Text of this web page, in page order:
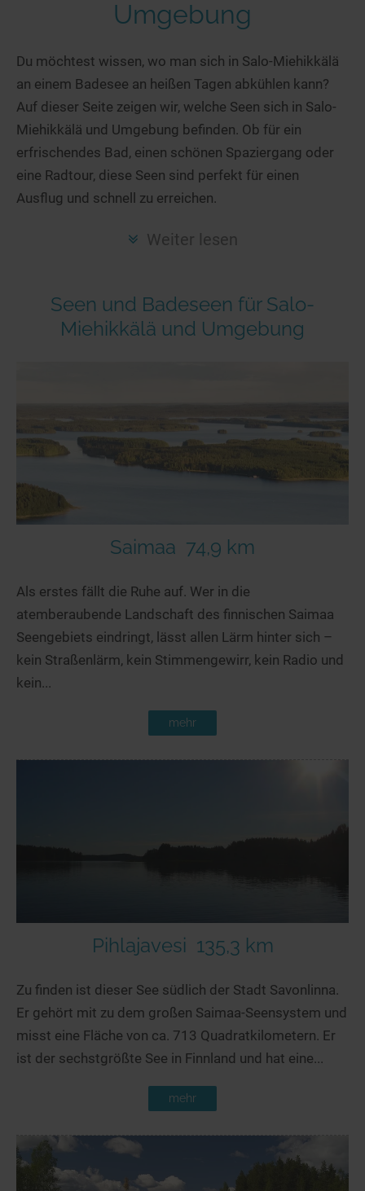
Radtouren am See
Kitesurfen
Kanu- & Kajaktouren
Badeseen in Deutschland
Genuss pur
Wellness am See
Gourmet-Urlaub
Urlaub an der Küste
Unterkünfte
Hotels am See
Hausboote
Camping
Aktiv-Urlaub
Kanu- & Kajak-Urlaub
Auszeit & Wellness
Hausboote
Camping am See
Top-Hotels
Top-Hotel Empfehlungen
Familienhotels
Bike-Hotels
Häuser auf dem Wasser
Seen in Deiner Nähe
Seen in Deutschland
Seen in Europa
Strandbad-Verzeichnis
Überwachte Badestellen
Hunde am See
Top Seen nach Regionen
Deutschlands Lieblingsseen
Schweiz
Frankreich
Niederlande
Schweden
Umgebung
Du möchtest wissen, wo man sich in Salo-Miehikkälä
an einem Badesee an heißen Tagen abkühlen kann?
Auf dieser Seite zeigen wir, welche Seen sich in Salo-
Miehikkälä und Umgebung befinden. Ob für ein
erfrischendes Bad, einen schönen Spaziergang oder
eine Radtour, diese Seen sind perfekt für einen
Ausflug und schnell zu erreichen.
Weiter lesen
Seen und Badeseen für Salo-
Miehikkälä und Umgebung
Saimaa 74,9 km
Als erstes fällt die Ruhe auf. Wer in die
atemberaubende Landschaft des finnischen Saimaa
Seengebiets eindringt, lässt allen Lärm hinter sich –
kein Straßenlärm, kein Stimmengewirr, kein Radio und
kein...
mehr
Pihlajavesi 135,3 km
Zu finden ist dieser See südlich der Stadt Savonlinna.
Er gehört mit zu dem großen Saimaa-Seensystem und
misst eine Fläche von ca. 713 Quadratkilometern. Er
ist der sechstgrößte See in Finnland und hat eine...
mehr